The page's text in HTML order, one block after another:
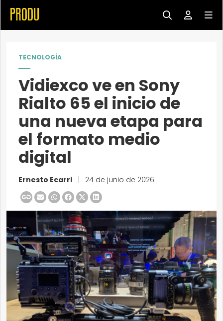
TECNOLOGÍA
Vidiexco ve en Sony
Rialto 65 el inicio de
una nueva etapa para
el formato medio
digital
Ernesto Ecarri 24 de junio de 2026